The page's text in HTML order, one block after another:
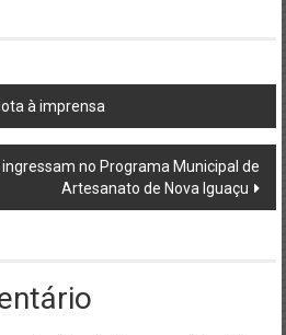
à imprensa
no Programa Municipal de
Artesanato de Nova Iguaçu